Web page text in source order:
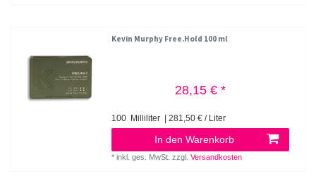
Kevin Murphy Free.Hold 100 ml
28,15 € *
100 Milliliter | 281,50 € / Liter
In den Warenkorb
*inkl. ges. MwSt. zzgl.Versandkosten